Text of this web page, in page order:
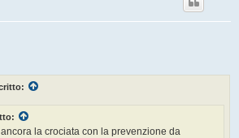
la crociata con la prevenzione da